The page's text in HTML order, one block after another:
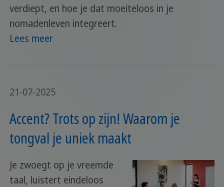
verdiept, en hoe je dat moeiteloos in je
nomadenleven integreert.
Lees meer
21-07-2025
Accent? Trots op zijn! Waarom je
tongval je uniek maakt
Je zwoegt op je vreemde
taal, luistert eindeloos